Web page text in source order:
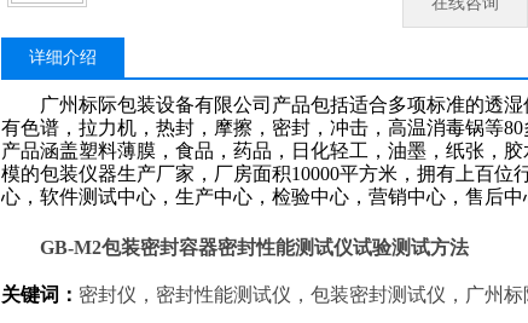
详细介绍
广州标际包装设备有限公司产品包括适合多项标准的透
有色谱，拉力机，热封，摩擦，密封，冲击，高温消毒锅等
产品涵盖塑料薄膜，食品，药品，日化轻工，油墨，纸张，
模的包装仪器生产厂家，厂房面积10000平方米，拥有上百位
心，软件测试中心，生产中心，检验中心，营销中心，售后中
GB-M2包装密封容器密封性能测试仪试验测试方法
关键词： 密封仪，密封性能测试仪，包装密封测试仪，广州标